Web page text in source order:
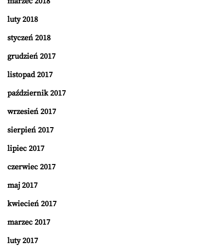
luty 2018
styczeń 2018
grudzień 2017
listopad 2017
październik 2017
wrzesień 2017
sierpień 2017
lipiec 2017
czerwiec 2017
maj 2017
kwiecień 2017
marzec 2017
luty 2017